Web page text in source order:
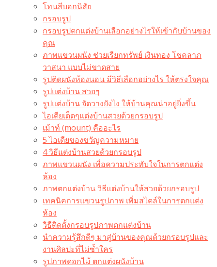
โทนสีบอกนิสัย
กรอบรูป
กรอบรูปตกแต่งบ้านเลือกอย่างไรให้เข้ากับบ้านของ
คุณ
ภาพแขวนผนัง ช่วยเรียกทรัพย์ เงินทอง โชคลาภ
วาสนา แบบไม่ขาดสาย
รูปติดผนังห้องนอน มีวิธีเลือกอย่างไร ให้ตรงใจคุณ
รูปแต่งบ้าน สวยๆ
รูปแต่งบ้าน จัดวางยังไง ให้บ้านคุณน่าอยู่ยิ่งขึ้น
ไอเดียเด็ดๆแต่งบ้านสวยด้วยกรอบรูป
เม้าท์ (mount) คืออะไร​
5 ไอเดียของขวัญความหมาย
4 วิธีแต่งบ้านสวยด้วยกรอบรูป
ภาพแขวนผนัง เพื่อความประทับใจในการตกแต่ง
ห้อง
ภาพตกแต่งบ้าน วิธีแต่งบ้านให้สวยด้วยกรอบรูป
เทคนิคการแขวนรูปภาพ เพิ่มสไตล์ในการตกแต่ง
ห้อง
วิธีติดตั้งกรอบรูปภาพตกแต่งบ้าน
นำความรู้สึกดีๆ มาสู่บ้านของคุณด้วยกรอบรูปและ
งานศิลปะที่ไม่ซ้ำใคร
รูปภาพดอกไม้ ตกแต่งผนังบ้าน